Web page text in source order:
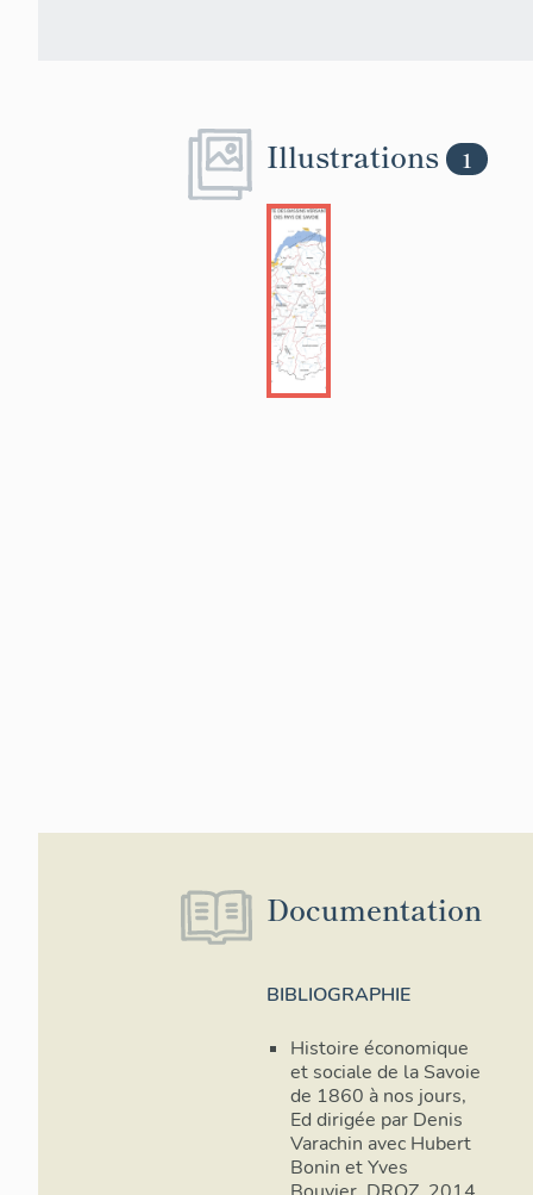
Illustrations 1
Documentation
BIBLIOGRAPHIE
Histoire économique
et sociale de la Savoie
de 1860 à nos jours,
Ed dirigée par Denis
Varachin avec Hubert
Bonin et Yves